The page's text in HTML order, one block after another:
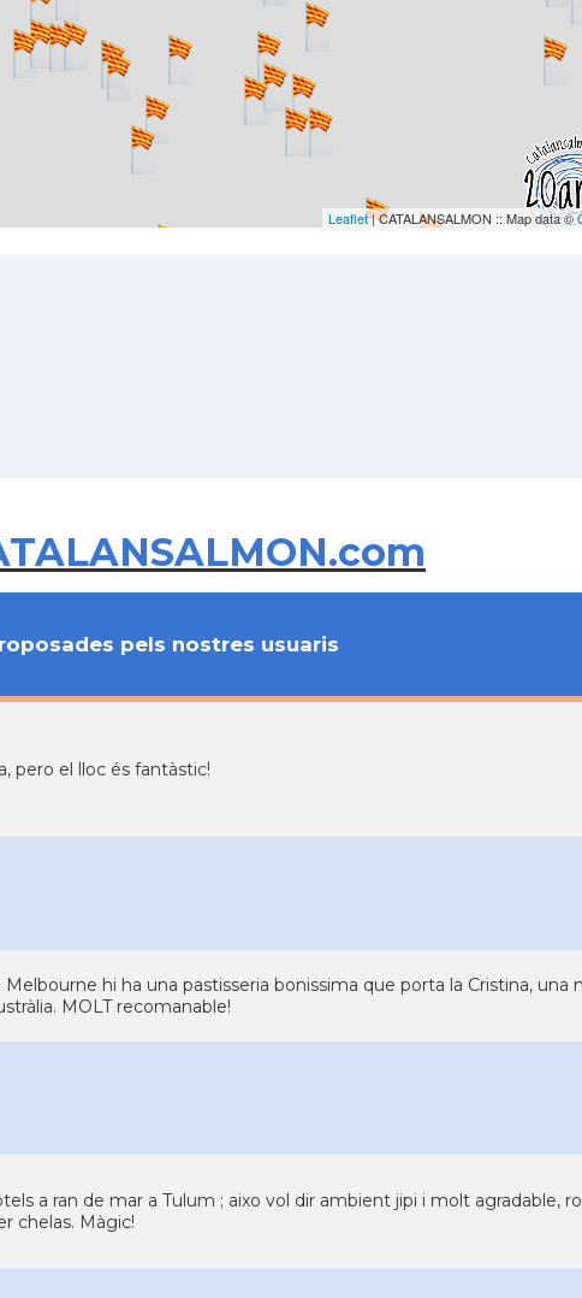
Leaflet| CATALANSALMON :: Map data ©
pels nostres usuaris
pero el lloc és fantàstic!
hi ha una pastisseria bonissima que porta la Cristina, una
MOLT recomanable!
a ran de mar a Tulum ; aixo vol dir ambient jipi i molt agradable,
chelas. Màgic!